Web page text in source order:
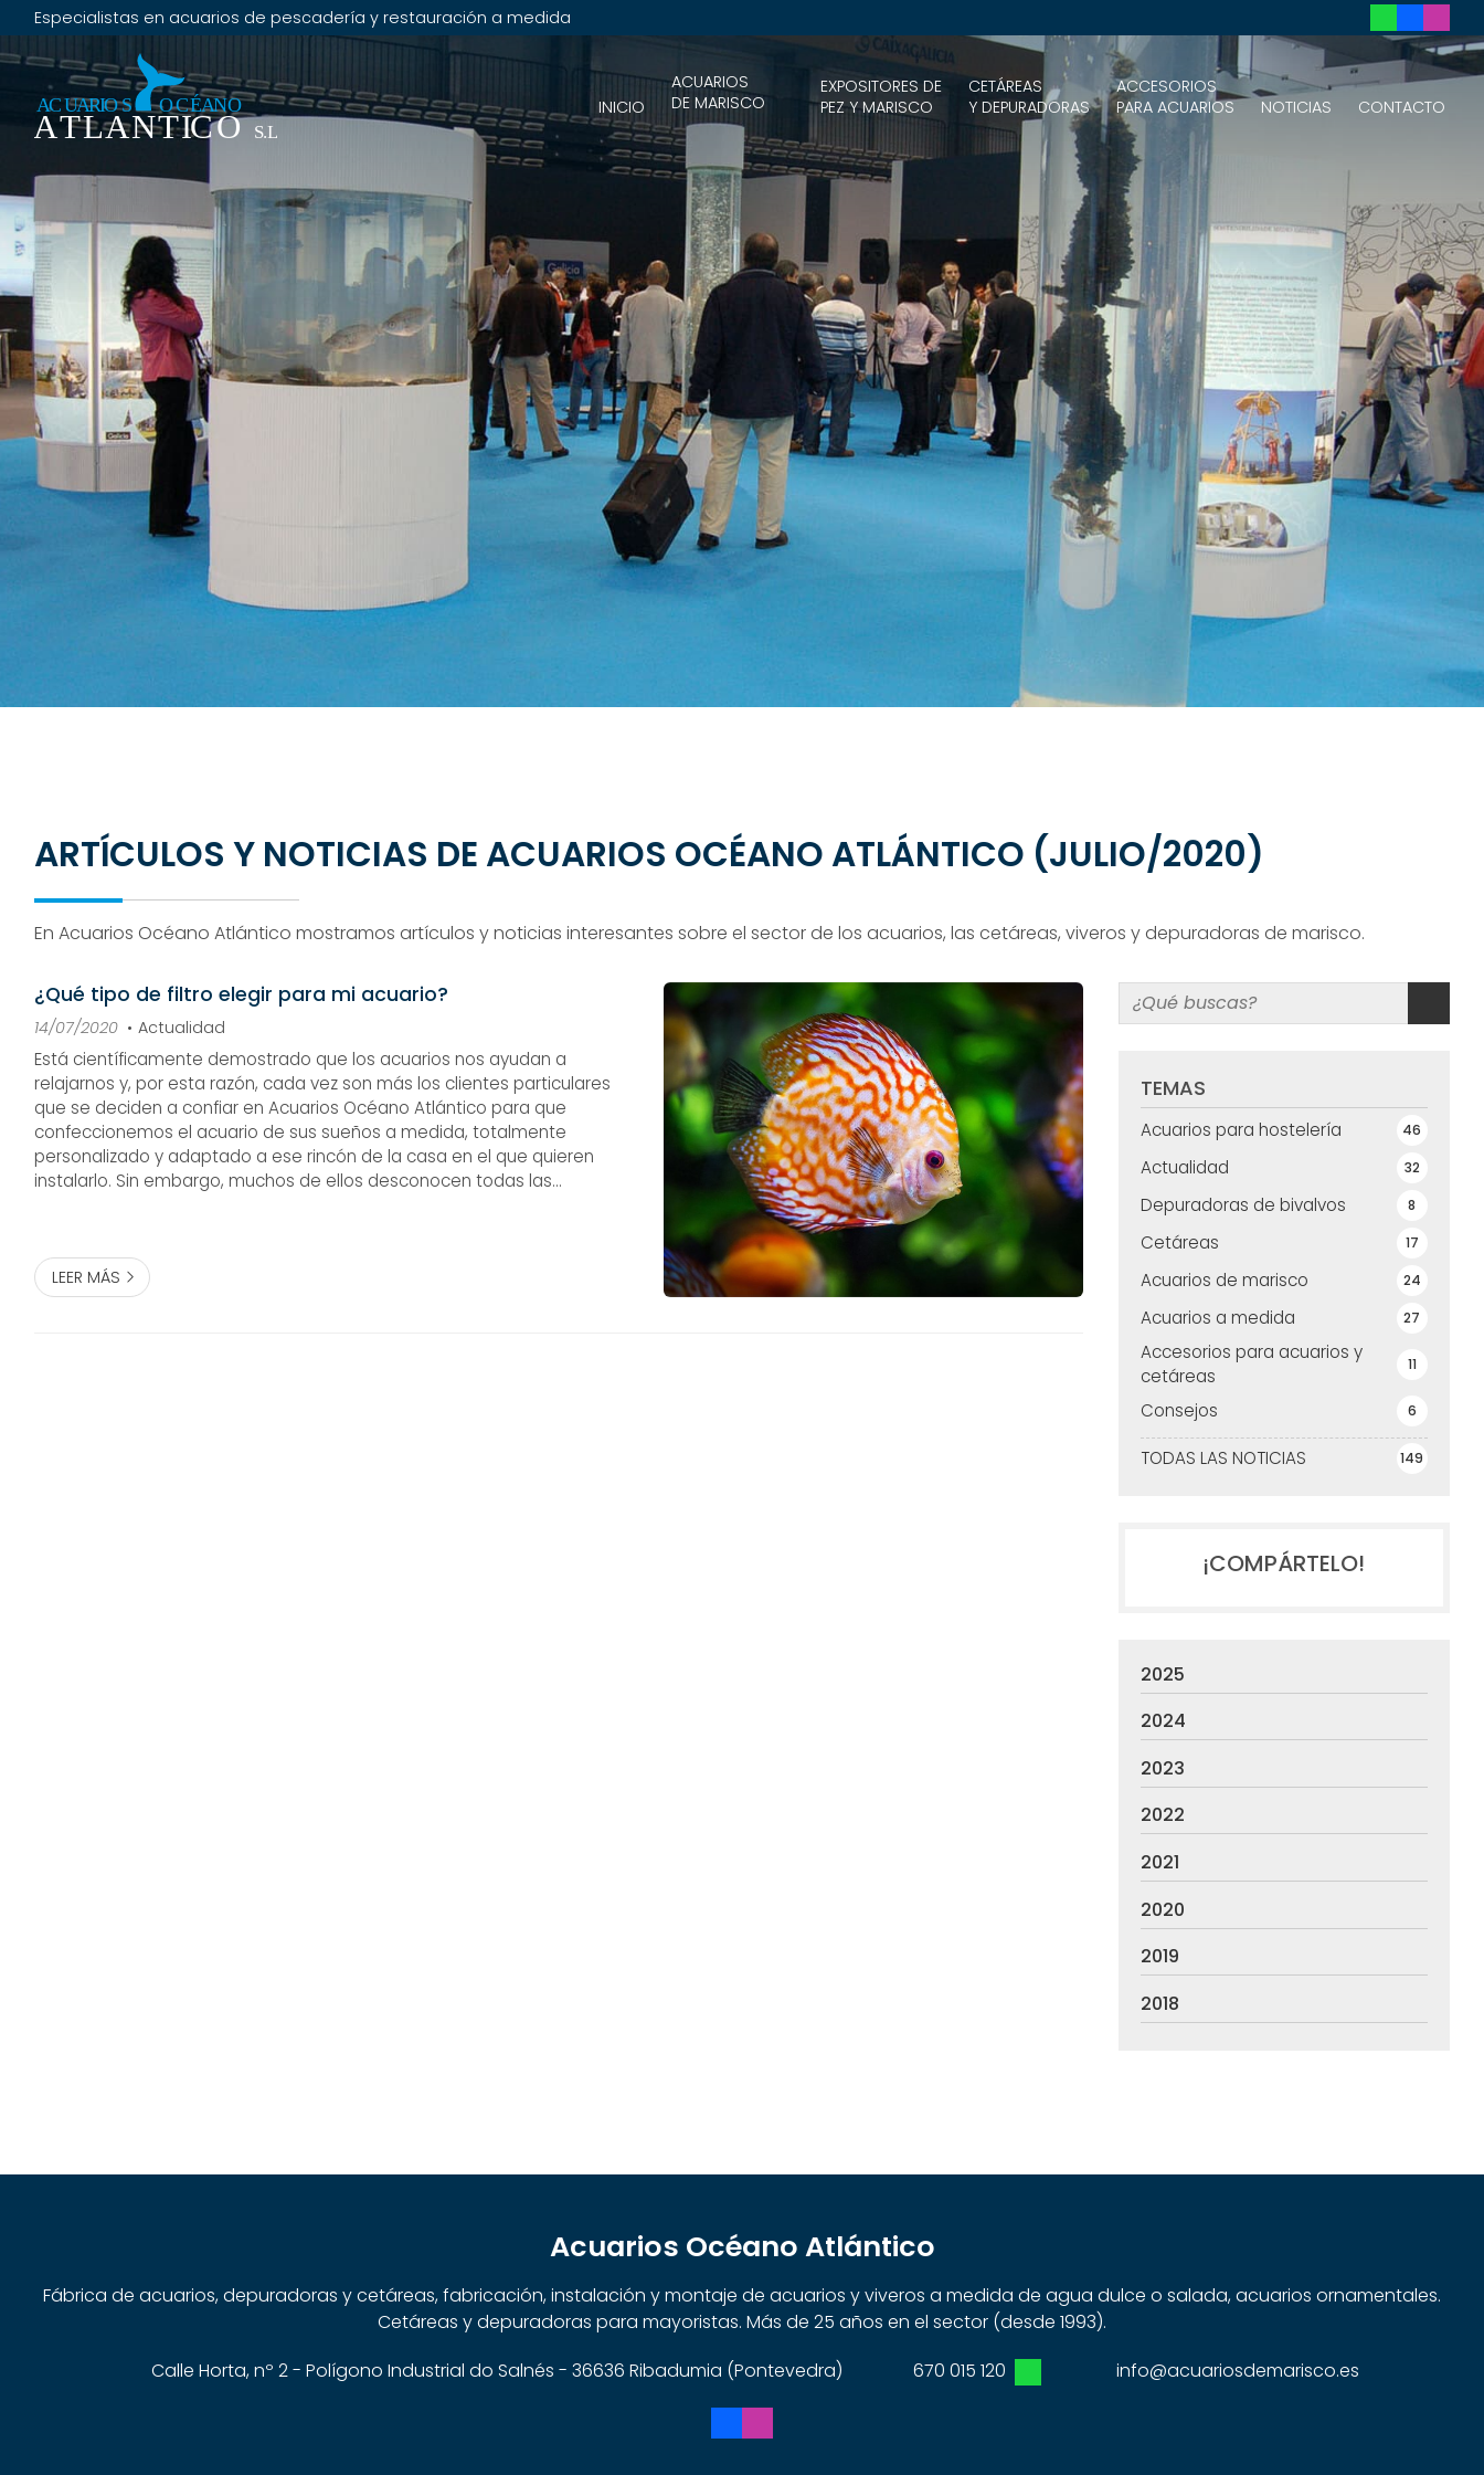
Especialistas en acuarios de pescadería y restauración a medida
INICIO
ACUARIOS
DE MARISCO
EXPOSITORES DE
PEZ Y MARISCO
CETÁREAS
Y DEPURADORAS
ACCESORIOS
PARA ACUARIOS
NOTICIAS CONTACTO
ARTÍCULOS Y NOTICIAS DE ACUARIOS OCÉANO ATLÁNTICO (JULIO/2020)
En Acuarios Océano Atlántico mostramos artículos y noticias interesantes sobre el sector de los acuarios, las cetáreas, viveros y depuradoras de marisco.
TEMAS
TODAS LAS NOTICIAS 149
Acuarios para hostelería 46
Actualidad 32
Depuradoras de bivalvos 8
Cetáreas 17
Acuarios de marisco 24
Acuarios a medida 27
Accesorios para acuarios y
cetáreas
11
Consejos 6
¿Qué tipo de filtro elegir para mi acuario?
14/07/2020 Actualidad
Está científicamente demostrado que los acuarios nos ayudan a
relajarnos y, por esta razón, cada vez son más los clientes particulares
que se deciden a confiar en Acuarios Océano Atlántico para que
confeccionemos el acuario de sus sueños a medida, totalmente
personalizado y adaptado a ese rincón de la casa en el que quieren
instalarlo. Sin embargo, muchos de ellos desconocen todas las
LEER MÁS
¡COMPÁRTELO!
2025
2024
2023
2022
2021
2020
2019
2018
Acuarios Océano Atlántico
Fábrica de acuarios, depuradoras y cetáreas, fabricación, instalación y montaje de acuarios y viveros a medida de agua dulce o salada, acuarios ornamentales.
Cetáreas y depuradoras para mayoristas. Más de 25 años en el sector (desde 1993).
Calle Horta, nº 2 - Polígono Industrial do Salnés - 36636 Ribadumia (Pontevedra)
670 015 120 info@acuariosdemarisco.es